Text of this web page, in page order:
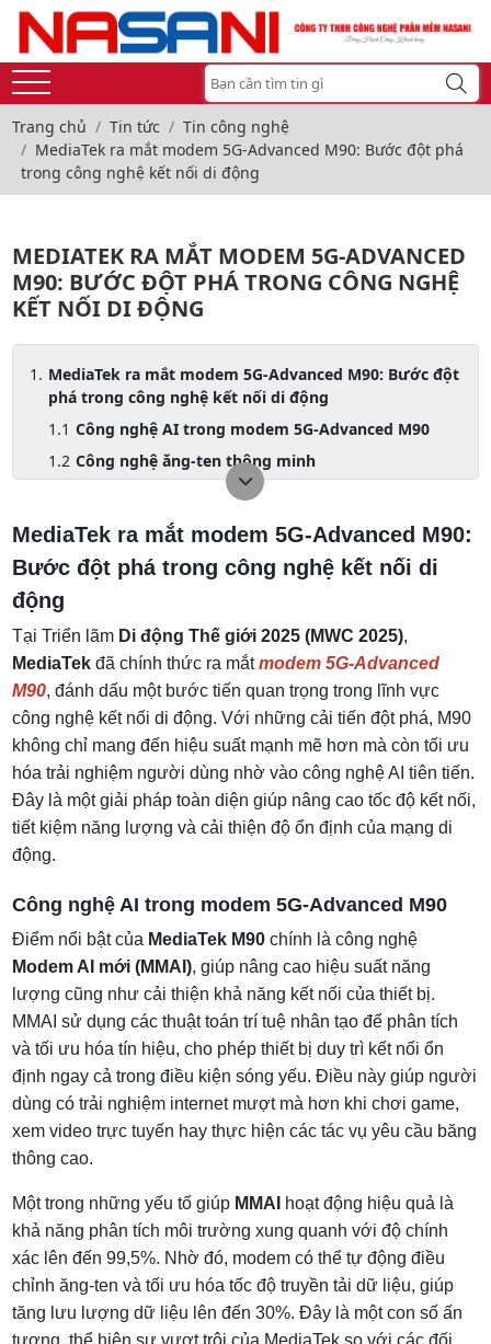
Trang chủ Tin tức
Tin công nghệ
MediaTek ra mắt modem 5G-Advanced M90: Bước đột phá
trong công nghệ kết nối di động
MEDIATEK RA MẮT MODEM 5G-ADVANCED
M90: BƯỚC ĐỘT PHÁ TRONG CÔNG NGHỆ
KẾT NỐI DI ĐỘNG
MediaTek ra mắt modem 5G-Advanced M90: Bước đột
phá trong công nghệ kết nối di động
Công nghệ AI trong modem 5G-Advanced M90
Công nghệ ăng-ten thông minh
Hỗ trợ kết nối vệ tinh – Giải pháp cho vùng phủ
Công nghệ tiết kiệm năng lượng UltraSave
Ứng dụng của MediaTek M90 trong thực tế
5G
MediaTek ra mắt modem 5G-Advanced M90:
Bước đột phá trong công nghệ kết nối di
động
Tại Triển lãm Di động Thế giới 2025 (MWC 2025),
MediaTek đã chính thức ra mắtmodem 5G-Advanced
M90, đánh dấu một bước tiến quan trọng trong lĩnh vực
công nghệ kết nối di động. Với những cải tiến đột phá, M90
không chỉ mang đến hiệu suất mạnh mẽ hơn mà còn tối ưu
hóa trải nghiệm người dùng nhờ vào công nghệ AI tiên tiến.
Đây là một giải pháp toàn diện giúp nâng cao tốc độ kết nối,
tiết kiệm năng lượng và cải thiện độ ổn định của mạng di
động.
Công nghệ AI trong modem 5G-Advanced M90
Điểm nổi bật của MediaTek M90 chính là công nghệ
Modem AI mới (MMAI), giúp nâng cao hiệu suất năng
lượng cũng như cải thiện khả năng kết nối của thiết bị.
MMAI sử dụng các thuật toán trí tuệ nhân tạo để phân tích
và tối ưu hóa tín hiệu, cho phép thiết bị duy trì kết nối ổn
định ngay cả trong điều kiện sóng yếu. Điều này giúp người
dùng có trải nghiệm internet mượt mà hơn khi chơi game,
xem video trực tuyến hay thực hiện các tác vụ yêu cầu băng
thông cao.
Một trong những yếu tố giúp MMAI
hoạt động hiệu quả là
khả năng phân tích môi trường xung quanh với độ chính
xác lên đến 99,5%. Nhờ đó, modem có thể tự động điều
chỉnh ăng-ten và tối ưu hóa tốc độ truyền tải dữ liệu, giúp
tăng lưu lượng dữ liệu lên đến 30%. Đây là một con số ấn
tượng, thể hiện sự vượt trội của MediaTek so với các đối